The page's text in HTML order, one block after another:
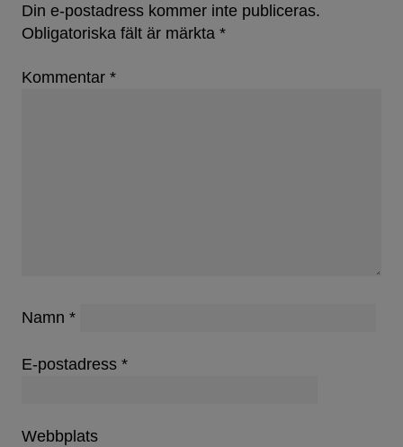
Din e-postadress kommer inte publiceras.
Obligatoriska fält är märkta *
Kommentar *
Namn *
E-postadress *
Webbplats